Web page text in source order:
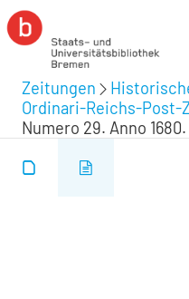
Zeitungen
Ordinari-Reichs-Post-
Numero 29. Anno